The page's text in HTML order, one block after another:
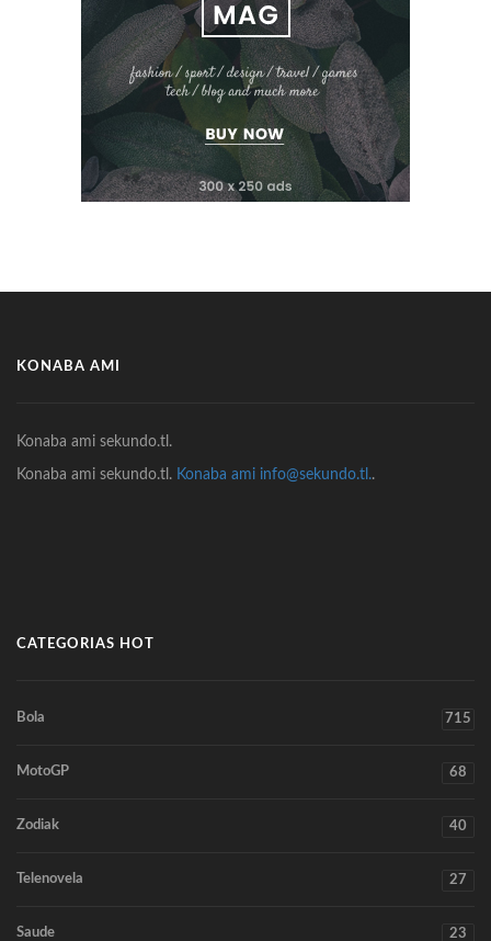
KONABA AMI
Konaba ami sekundo.tl.
Konaba ami sekundo.tl. Konaba ami info@sekundo.tl..
CATEGORIAS HOT
Bola 715
MotoGP 68
Zodiak 40
Telenovela 27
Saude 23